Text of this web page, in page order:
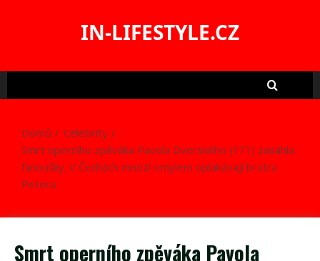
IN-LIFESTYLE.CZ
Domů
Celebrity
Smrt operního zpěváka Pavola Dvorského (†71) zasáhla
fanoušky. V Čechách mnozí omylem oplakávají bratra
Petera
Smrt operního zpěváka Pavola